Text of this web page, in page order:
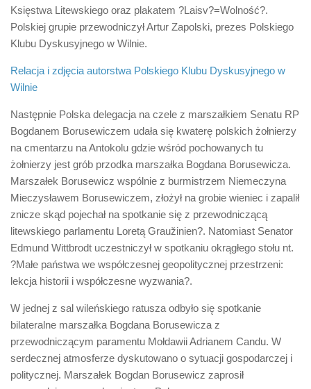
Księstwa Litewskiego oraz plakatem ?Laisv?=Wolność?.
Polskiej grupie przewodniczył Artur Zapolski, prezes Polskiego
Klubu Dyskusyjnego w Wilnie.
Relacja i zdjęcia autorstwa Polskiego Klubu Dyskusyjnego w
Wilnie
Następnie Polska delegacja na czele z marszałkiem Senatu RP
Bogdanem Borusewiczem udała się kwaterę polskich żołnierzy
na cmentarzu na Antokolu gdzie wśród pochowanych tu
żołnierzy jest grób przodka marszałka Bogdana Borusewicza.
Marszałek Borusewicz wspólnie z burmistrzem Niemeczyna
Mieczysławem Borusewiczem, złożył na grobie wieniec i zapalił
znicze skąd pojechał na spotkanie się z przewodniczącą
litewskiego parlamentu Loretą Graužinien?. Natomiast Senator
Edmund Wittbrodt uczestniczył w spotkaniu okrągłego stołu nt.
?Małe państwa we współczesnej geopolitycznej przestrzeni:
lekcja historii i współczesne wyzwania?.
W jednej z sal wileńskiego ratusza odbyło się spotkanie
bilateralne marszałka Bogdana Borusewicza z
przewodniczącym paramentu Mołdawii Adrianem Candu. W
serdecznej atmosferze dyskutowano o sytuacji gospodarczej i
politycznej. Marszałek Bogdan Borusewicz zaprosił